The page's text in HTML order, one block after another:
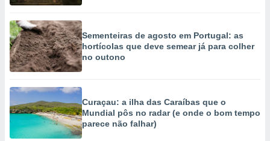
Sementeiras de agosto em Portugal: as
hortícolas que deve semear já para colher
no outono
Curaçau: a ilha das Caraíbas que o
Mundial pôs no radar (e onde o bom tempo
parece não falhar)